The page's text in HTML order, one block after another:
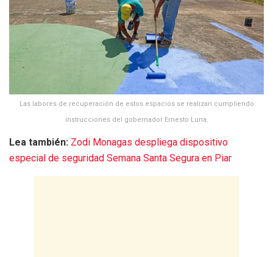
Las labores de recuperación de estos espacios se realizan cumpliendo
instrucciones del gobernador Ernesto Luna.
Lea también: Zodi Monagas despliega dispositivo
especial de seguridad Semana Santa Segura en Piar